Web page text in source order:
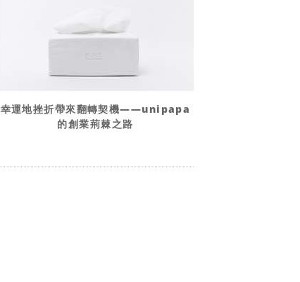
幸運地挫折帶來翻轉契機——unipapa
的創業荊棘之路